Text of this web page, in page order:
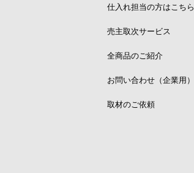
仕入れ担当の方はこちら
売主取次サービス
全商品のご紹介
お問い合わせ（企業用）
取材のご依頼